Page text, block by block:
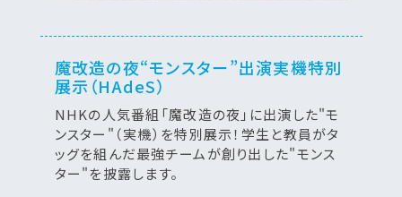
魔改造の夜“モンスター”出演実機特別
展示（HAdeS）
NHKの人気番組「魔改造の夜」に出演した"モ
ンスター"（実機）を特別展示！学生と教員がタ
ッグを組んだ最強チームが創り出した"モンス
ター"を披露します。